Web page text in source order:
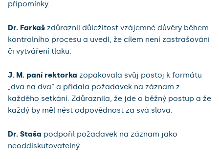
připomínky.
Dr. Farkaš zdůraznil důležitost vzájemné důvěry během
kontrolního procesu a uvedl, že cílem není zastrašování
či vytváření tlaku.
J. M. paní rektorka zopakovala svůj postoj k formátu
„dva na dva“ a přidala požadavek na záznam z
každého setkání. Zdůraznila, že jde o běžný postup a že
každý by měl nést odpovědnost za svá slova.
Dr. Staša podpořil požadavek na záznam jako
neoddiskutovatelný.